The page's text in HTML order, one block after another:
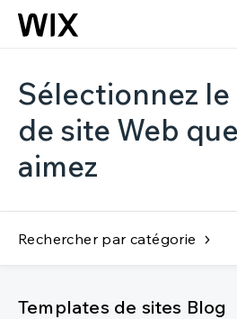
Sélectionnez
de site Web
aimez
Rechercher par catégorie
Templates de sites Blog